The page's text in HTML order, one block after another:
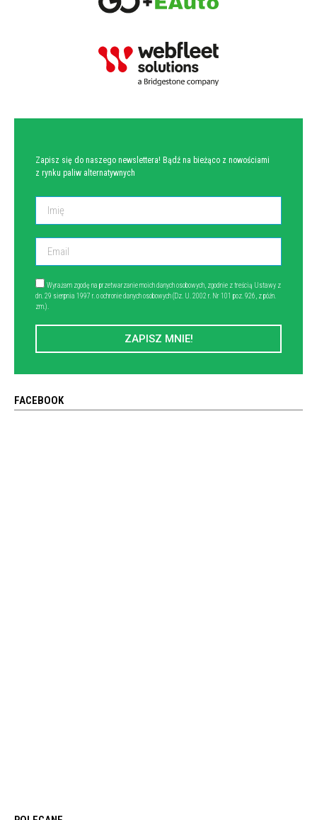
Zapisz się do naszego newslettera! Bądź na bieżąco z nowościami
z rynku paliw alternatywnych
Wyrażam zgodę na przetwarzanie moich danych osobowych, zgodnie z treścią Ustawy z
dn. 29 sierpnia 1997 r. o ochronie danych osobowych (Dz. U. 2002 r. Nr 101 poz. 926, z późn.
zm.).
ZAPISZ MNIE!
FACEBOOK